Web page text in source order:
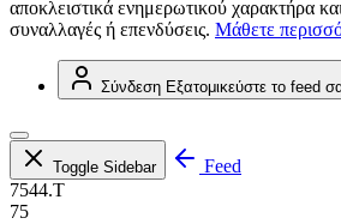
αποκλειστικά ενημερωτικού χαρακτήρα
συναλλαγές ή επενδύσεις. Μάθετε
Σύνδεση Εξατομικεύστε το feed
Toggle Sidebar
Feed
7544.T
75